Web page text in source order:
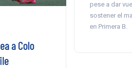
a Colo
pese a dar
sostener el
en Primera B.